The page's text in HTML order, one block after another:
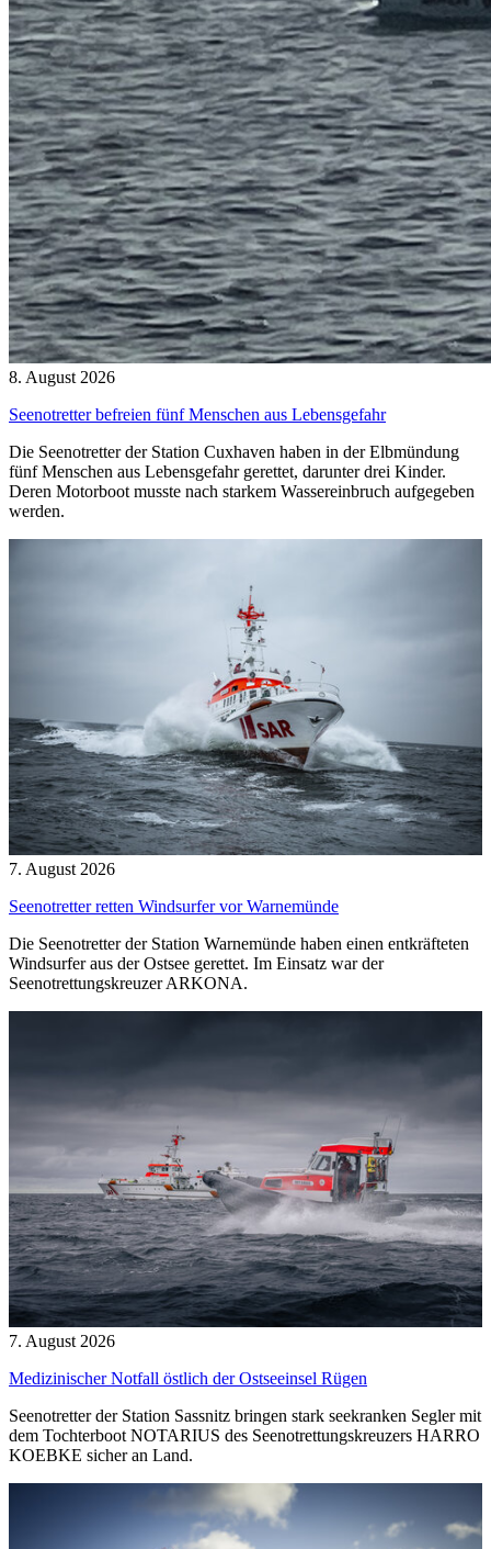
8. August 2026
Seenotretter befreien fünf Menschen aus Lebensgefahr
Die Seenotretter der Station Cuxhaven haben in der Elbmündung
fünf Menschen aus Lebensgefahr gerettet, darunter drei Kinder.
Deren Motorboot musste nach starkem Wassereinbruch aufgegeben
werden.
7. August 2026
Seenotretter retten Windsurfer vor Warnemünde
Die Seenotretter der Station Warnemünde haben einen entkräfteten
Windsurfer aus der Ostsee gerettet. Im Einsatz war der
Seenotrettungskreuzer ARKONA.
7. August 2026
Medizinischer Notfall östlich der Ostseeinsel Rügen
Seenotretter der Station Sassnitz bringen stark seekranken Segler mit
dem Tochterboot NOTARIUS des Seenotrettungskreuzers HARRO
KOEBKE sicher an Land.